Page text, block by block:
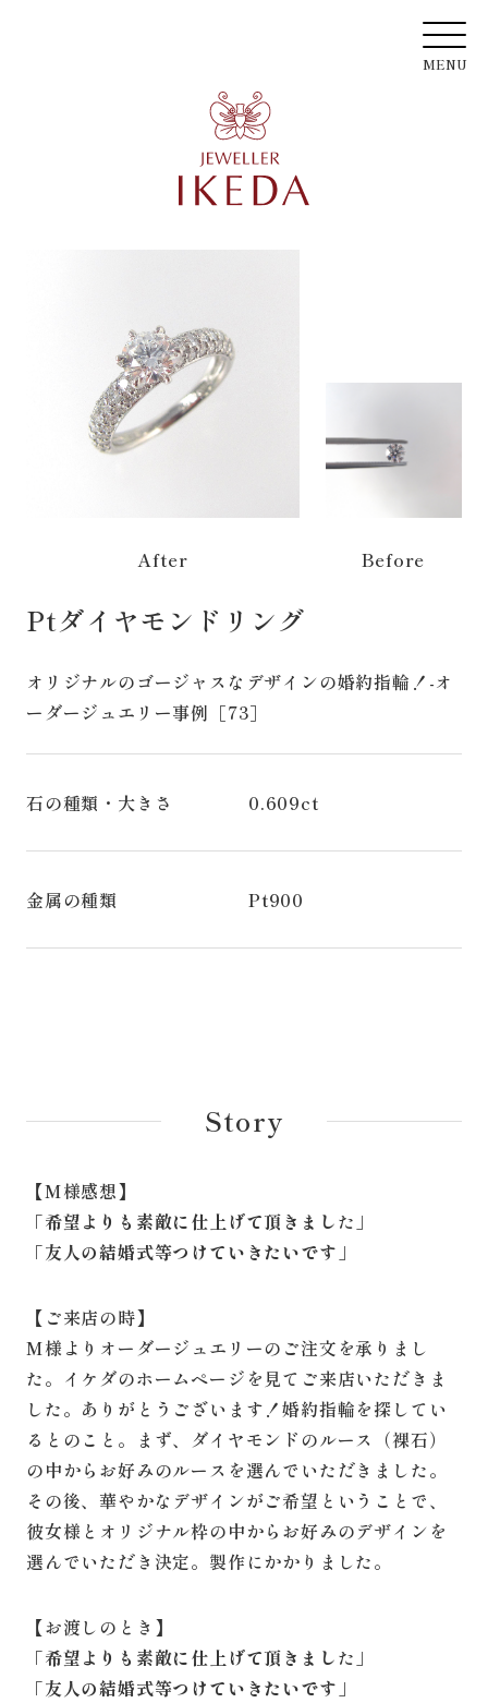
After Before
Ptダイヤモンドリング
オリジナルのゴージャスなデザインの婚約指輪！-オ
ーダージュエリー事例［73］
石の種類・大きさ 0.609ct
金属の種類 Pt900
Story
【M様感想】
「希望よりも素敵に仕上げて頂きました」
「友人の結婚式等つけていきたいです 」
【ご来店の時】
M様よりオーダージュエリーのご注文を承りまし
た。イケダのホームページを見てご来店いただきま
した。ありがとうございます！婚約指輪を探してい
るとのこと。まず、ダイヤモンドのルース（裸石）
の中からお好みのルースを選んでいただきました。
その後、華やかなデザインがご希望ということで、
彼女様とオリジナル枠の中からお好みのデザインを
選んでいただき決定。製作にかかりました。
【お渡しのとき】
「希望よりも素敵に仕上げて頂きました」
「友人の結婚式等つけていきたいです 」